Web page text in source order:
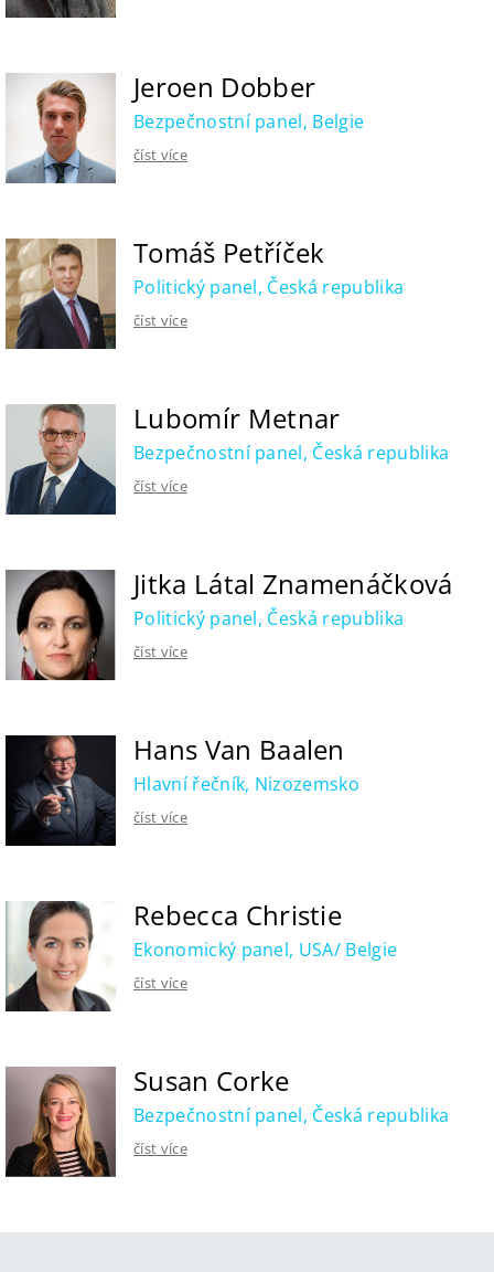
Jeroen Dobber
Bezpečnostní panel, Belgie
číst více
Tomáš Petříček
Politický panel, Česká republika
číst více
Lubomír Metnar
Bezpečnostní panel, Česká republika
číst více
Jitka Látal Znamenáčková
Politický panel, Česká republika
číst více
Hans Van Baalen
Hlavní řečník, Nizozemsko
číst více
Rebecca Christie
Ekonomický panel, USA/ Belgie
číst více
Susan Corke
Bezpečnostní panel, Česká republika
číst více